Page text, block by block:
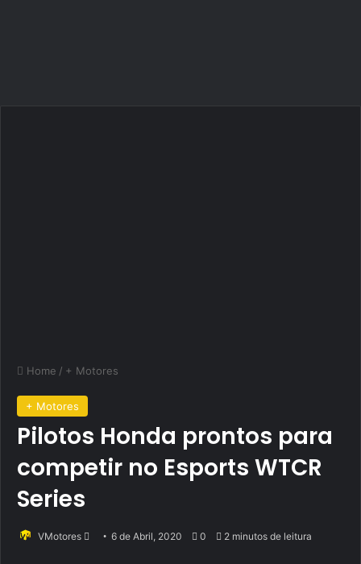
Home / + Motores
+ Motores
Pilotos Honda prontos para
competir no Esports WTCR
Series
VMotores
Send6 de Abril, 2020 0 2 minutos de leitura